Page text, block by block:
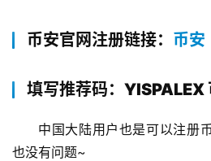
币安官网注册链接： 币安
填写推荐码：YISPALEX
中国大陆用户也是可以注册
也没有问题~